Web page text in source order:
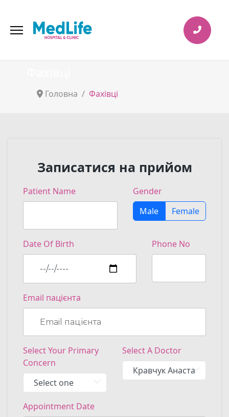
Головна Фахівці
Записатися на прийом
Patient Name
Gender
Male
Female
Date Of Birth Phone No
Email пацієнта
Select Your Primary
Concern
Select A Doctor
Appointment Date